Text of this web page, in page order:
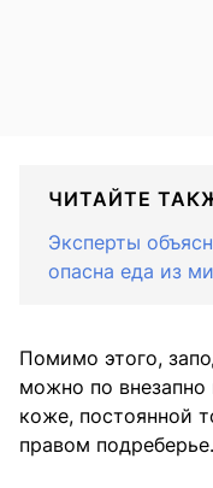
ЧИТАЙТЕ
Эксперты
опасна еда из
Помимо этого,
можно по
коже, постоянной
правом подреберье.